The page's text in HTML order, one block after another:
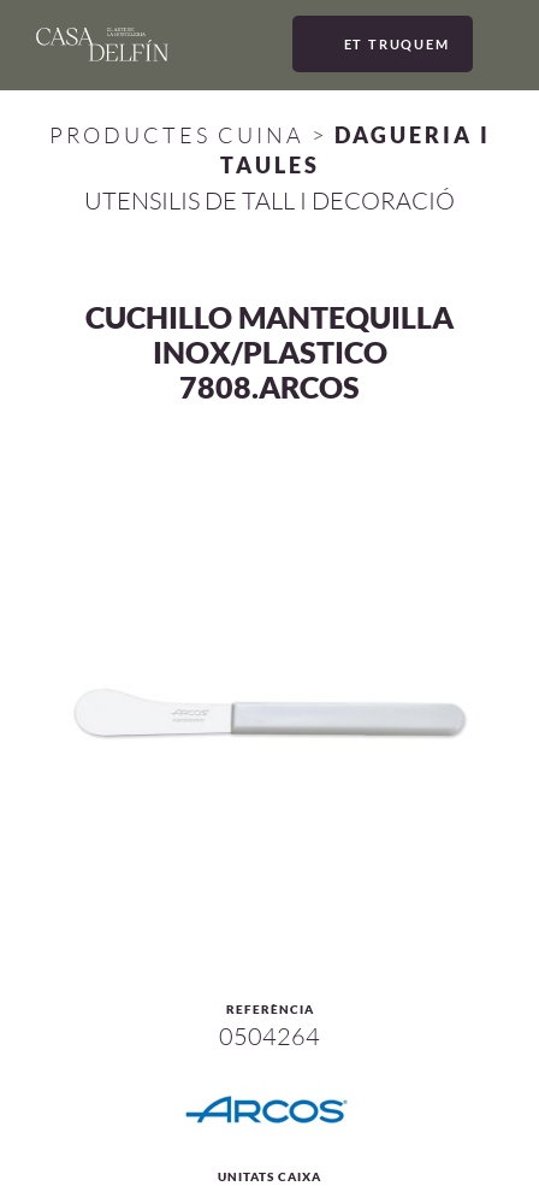
ET TRUQUEM
PRODUCTES CUINA > DAGUERIA I
TAULES
UTENSILIS DE TALL I DECORACIÓ
CUCHILLO MANTEQUILLA
INOX/PLASTICO
7808.ARCOS
REFERÈNCIA
0504264
UNITATS CAIXA